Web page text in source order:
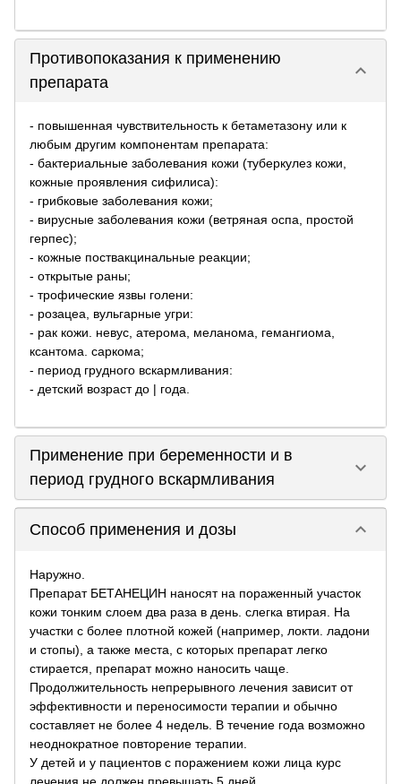
Противопоказания к применению
препарата
keyboard_arrow_down
- повышенная чувствительность к бетаметазону или к
любым другим компонентам препарата:
- бактериальные заболевания кожи (туберкулез кожи,
кожные проявления сифилиса):
- грибковые заболевания кожи;
- вирусные заболевания кожи (ветряная оспа, простой
герпес);
- кожные поствакцинальные реакции;
- открытые раны;
- трофические язвы голени:
- розацеа, вульгарные угри:
- рак кожи. невус, атерома, меланома, гемангиома,
ксантома. саркома;
- период грудного вскармливания:
- детский возраст до | года.
Применение при беременности и в
период грудного вскармливания
keyboard_arrow_down
Способ применения и дозы keyboard_arrow_down
Наружно.
Препарат БЕТАНЕЦИН наносят на пораженный участок
кожи тонким слоем два раза в день. слегка втирая. На
участки с более плотной кожей (например, локти. ладони
и стопы), а также места, с которых препарат легко
стирается, препарат можно наносить чаще.
Продолжительность непрерывного лечения зависит от
эффективности и переносимости терапии и обычно
составляет не более 4 недель. В течение года возможно
неоднократное повторение терапии.
У детей и у пациентов с поражением кожи лица курс